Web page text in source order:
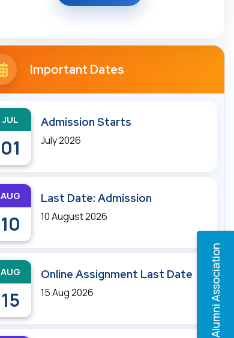
Alumni Association
Important Dates
JUL
01
Admission Starts
July 2026
AUG
10
Last Date: Admission
10 August 2026
AUG
15
Online Assignment Last Date
15 Aug 2026